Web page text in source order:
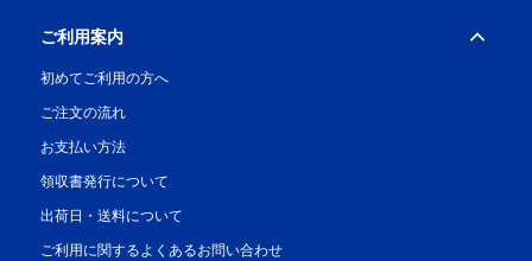
ご利用案内
初めてご利用の方へ
ご注文の流れ
お支払い方法
領収書発行について
出荷日・送料について
ご利用に関するよくあるお問い合わせ